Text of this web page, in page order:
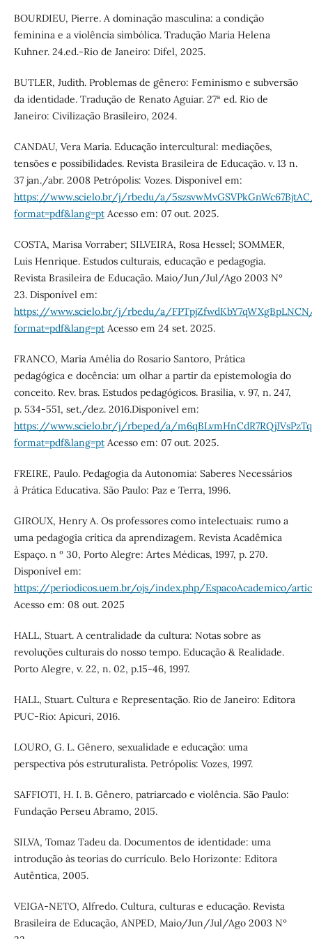
BOURDIEU, Pierre. A dominação masculina: a condição
feminina e a violência simbólica. Tradução Maria Helena
Kuhner. 24.ed.-Rio de Janeiro: Difel, 2025.
BUTLER, Judith. Problemas de gênero: Feminismo e subversão
da identidade. Tradução de Renato Aguiar. 27ª ed. Rio de
Janeiro: Civilização Brasileiro, 2024.
CANDAU, Vera Maria. Educação intercultural: mediações,
tensões e possibilidades. Revista Brasileira de Educação. v. 13 n.
37 jan./abr. 2008 Petrópolis: Vozes. Disponível em:
https://www.scielo.br/j/rbedu/a/
format=pdf&lang=ptAcesso em: 07 out. 2025.
COSTA, Marisa Vorraber; SILVEIRA, Rosa Hessel; SOMMER,
Luis Henrique. Estudos culturais, educação e pedagogia.
Revista Brasileira de Educação. Maio/Jun/Jul/Ago 2003 Nº
23. Disponível em:
https://www.scielo.br/j/rbedu/a/
format=pdf&lang=ptAcesso em 24 set. 2025.
FRANCO, Maria Amélia do Rosario Santoro, Prática
pedagógica e docência: um olhar a partir da epistemologia do
conceito. Rev. bras. Estudos pedagógicos. Brasília, v. 97, n. 247,
p. 534-551, set./dez. 2016.Disponível em:
https://www.scielo.br/j/rbeped/a/
format=pdf&lang=ptAcesso em: 07 out. 2025.
FREIRE, Paulo. Pedagogia da Autonomia: Saberes Necessários
à Prática Educativa. São Paulo: Paz e Terra, 1996.
GIROUX, Henry A. Os professores como intelectuais: rumo a
uma pedagogia crítica da aprendizagem. Revista Acadêmica
Espaço. n º 30, Porto Alegre: Artes Médicas, 1997, p. 270.
Disponível em:
https://periodicos.uem.br/ojs/index.php/EspacoAcademico/
Acesso em: 08 out. 2025
HALL, Stuart. A centralidade da cultura: Notas sobre as
revoluções culturais do nosso tempo. Educação & Realidade.
Porto Alegre, v. 22, n. 02, p.15-46, 1997.
HALL, Stuart. Cultura e Representação. Rio de Janeiro: Editora
PUC-Rio: Apicuri, 2016.
LOURO, G. L. Gênero, sexualidade e educação: uma
perspectiva pós estruturalista. Petrópolis: Vozes, 1997.
SAFFIOTI, H. I. B. Gênero, patriarcado e violência. São Paulo:
Fundação Perseu Abramo, 2015.
SILVA, Tomaz Tadeu da. Documentos de identidade: uma
introdução às teorias do currículo. Belo Horizonte: Editora
Autêntica, 2005.
VEIGA-NETO, Alfredo. Cultura, culturas e educação. Revista
Brasileira de Educação, ANPED, Maio/Jun/Jul/Ago 2003 Nº